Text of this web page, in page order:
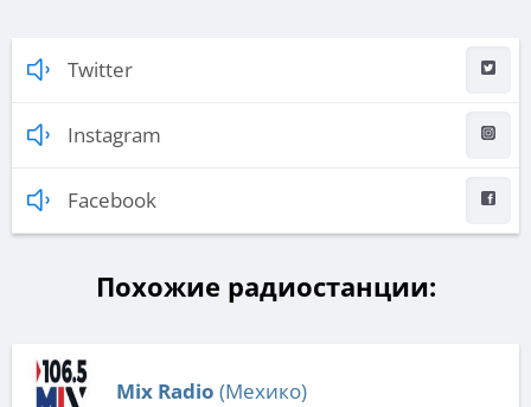
Twitter
Instagram
Facebook
Похожие радиостанции:
Mix Radio (Мехико)